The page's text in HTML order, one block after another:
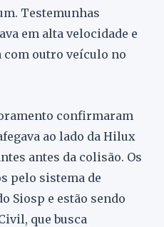
Testemunhas
em alta velocidade e
com outro veículo no
confirmaram
ao lado da Hilux
antes da colisão. Os
pelo sistema de
Siosp e estão sendo
que busca